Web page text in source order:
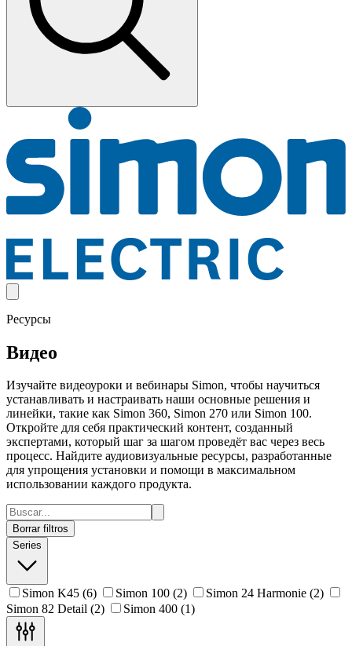
Ресурсы
Видео
Изучайте видеоуроки и вебинары Simon, чтобы научиться
устанавливать и настраивать наши основные решения и
линейки, такие как Simon 360, Simon 270 или Simon 100.
Откройте для себя практический контент, созданный
экспертами, который шаг за шагом проведёт вас через весь
процесс. Найдите аудиовизуальные ресурсы, разработанные
для упрощения установки и помощи в максимальном
использовании каждого продукта.
Borrar filtros
Series
Simon K45 (6) Simon 100 (2) Simon 24 Harmonie (2)
Simon 82 Detail (2) Simon 400 (1)